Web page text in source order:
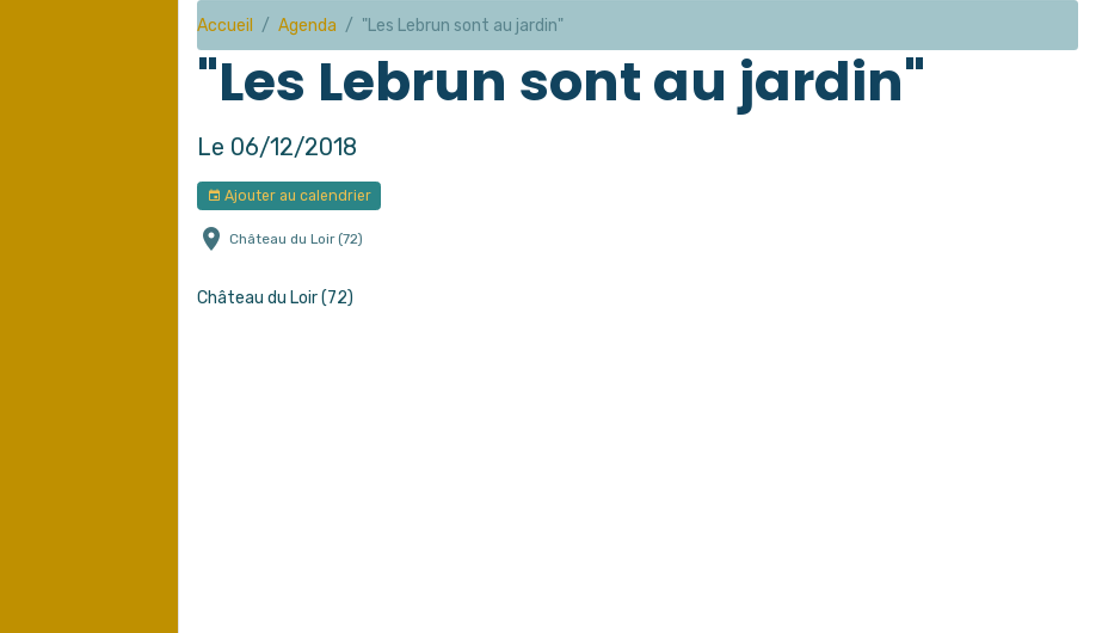
Accueil Agenda "Les Lebrun sont au jardin"
"Les Lebrun sont au jardin"
Le 06/12/2018
Ajouter au calendrier
Château du Loir (72)
Château du Loir (72)